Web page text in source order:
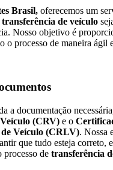
Brasil, oferecemos um
transferência de veículo
Nosso objetivo é
o processo de maneira ágil
a documentação
(CRV) e o
Veículo (CRLV). Nossa
que tudo esteja correto,
processo de transferência